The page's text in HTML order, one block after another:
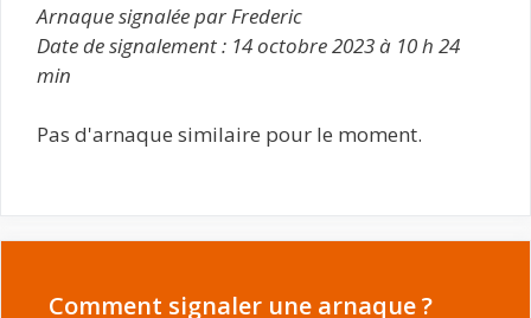
Arnaque signalée par Frederic
Date de signalement : 14 octobre 2023 à 10 h 24
min
Pas d'arnaque similaire pour le moment.
Comment signaler une arnaque ?